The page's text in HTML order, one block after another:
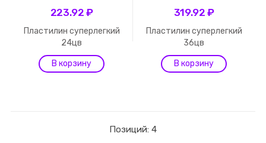
223.92 ₽
Пластилин суперлегкий
24цв
319.92 ₽
Пластилин суперлегкий
36цв
Позиций: 4